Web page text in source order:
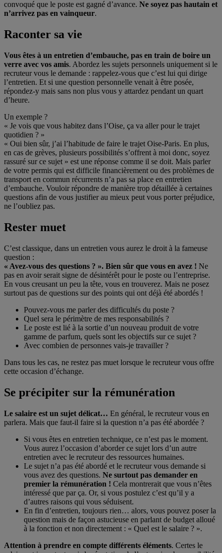
convoqué que le poste est gagné d’avance. Ne soyez pas hautain et
n’arrivez pas en vainqueur.
Raconter sa vie
Vous êtes à un entretien d’embauche, pas en train de boire un
verre avec vos amis. Abordez les sujets personnels uniquement si le
recruteur vous le demande : rappelez-vous que c’est lui qui dirige
l’entretien. Et si une question personnelle venait à être posée,
répondez-y mais sans non plus vous y attardez pendant un quart
d’heure.
Un exemple ?
« Je vois que vous habitez dans l’Oise, ça va aller pour le trajet
quotidien ? »
« Oui bien sûr, j’ai l’habitude de faire le trajet Oise-Paris. En plus,
en cas de grèves, plusieurs possibilités s’offrent à moi donc, soyez
rassuré sur ce sujet » est une réponse comme il se doit. Mais parler
de votre permis qui est difficile financièrement ou des problèmes de
transport en commun récurrents n’a pas sa place en entretien
d’embauche. Vouloir répondre de manière trop détaillée à certaines
questions afin de vous justifier au mieux peut vous porter préjudice,
ne l’oubliez pas.
Rester muet
C’est classique, dans un entretien vous aurez le droit à la fameuse
question :
« Avez-vous des questions ? ». Bien sûr que vous en avez ! Ne
pas en avoir serait signe de désintérêt pour le poste ou l’entreprise.
En vous creusant un peu la tête, vous en trouverez. Mais ne posez
surtout pas de questions sur des points qui ont déjà été abordés !
Pouvez-vous me parler des difficultés du poste ?
Quel sera le périmètre de mes responsabilités ?
Le poste est lié à la sortie d’un nouveau produit de votre
gamme de parfum, quels sont les objectifs sur ce sujet ?
Avec combien de personnes vais-je travailler ?
Dans tous les cas, ne restez pas muet lorsque le recruteur vous offre
cette occasion d’échange.
Se précipiter sur la rémunération
Le salaire est un sujet délicat… En général, le recruteur vous en
parlera. Mais que faut-il faire si la question n’a pas été abordée ?
Si vous êtes en entretien technique, ce n’est pas le moment.
Vous aurez l’occasion d’aborder ce sujet lors d’un autre
entretien avec le recruteur des ressources humaines.
Le sujet n’a pas été abordé et le recruteur vous demande si
vous avez des questions. Ne surtout pas demander en
premier la rémunération ! Cela montrerait que vous n’êtes
intéressé que par ça. Or, si vous postulez c’est qu’il y a
d’autres raisons qui vous séduisent.
En fin d’entretien, toujours rien… alors, vous pouvez poser la
question mais de façon astucieuse en parlant de budget alloué
à la fonction et non directement : « Quel est le salaire ? ».
Attention à prendre en compte différents éléments. Certes le